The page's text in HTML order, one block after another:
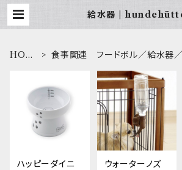
給水器 |
HOM
食事関連 フードボル／給水器
ハッピーダイニ
ウォーターノズ